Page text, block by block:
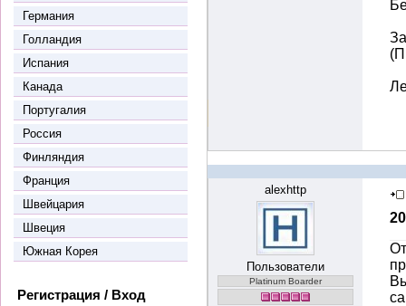
Германия
Голландия
Испания
Канада
Португалия
Россия
Финляндия
Франция
Швейцария
Швеция
Южная Корея
Регистрация / Вход
alexhttp
Пользователи
Platinum Boarder